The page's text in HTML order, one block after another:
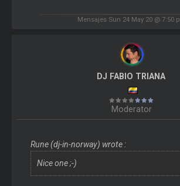
Mensajes Sun 24 May 20 @ 7:50
DJ FABIO TRIANA
Moderator
Rune (dj-in-norway) wrote :
Nice one ;-)